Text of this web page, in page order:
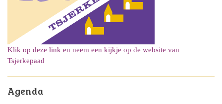
Klik op deze link en neem een kijkje op de website van
Tsjerkepaad
Agenda